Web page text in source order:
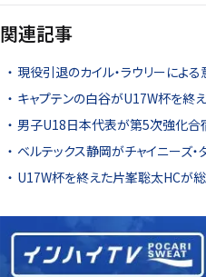
関連記事
現役引退のカイル・ラウリーによ
キャプテンの白谷がU17W杯を終
男子U18日本代表が第5次強化合
ベルテックス静岡がチャイニーズ
U17W杯を終えた片峯聡太HCが